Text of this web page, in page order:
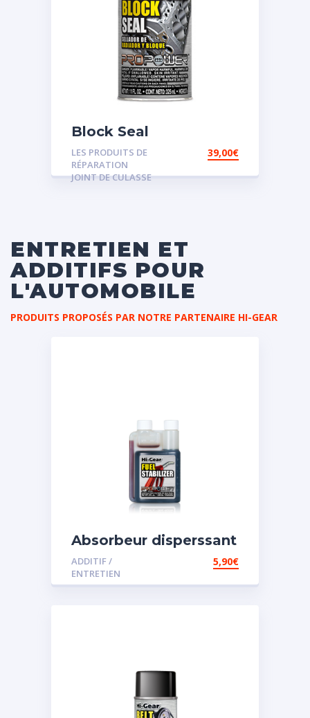
Block Seal
LES PRODUITS DE
RÉPARATION
JOINT DE CULASSE
39,00€
ENTRETIEN ET
ADDITIFS POUR
L'AUTOMOBILE
PRODUITS PROPOSÉS PAR NOTRE PARTENAIRE HI-GEAR
Absorbeur disperssant
d’eau pour carburant
ADDITIF /
ENTRETIEN
5,90€